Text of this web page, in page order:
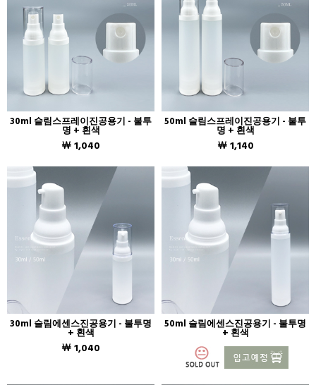
30ml 슬림스프레이진공용기 - 불투
명 + 흰색
￦ 1,040
50ml 슬림스프레이진공용기 - 불투
명 + 흰색
￦ 1,140
30ml 슬림에센스진공용기 - 불투명
+ 흰색
￦ 1,040
50ml 슬림에센스진공용기 - 불투명
+ 흰색